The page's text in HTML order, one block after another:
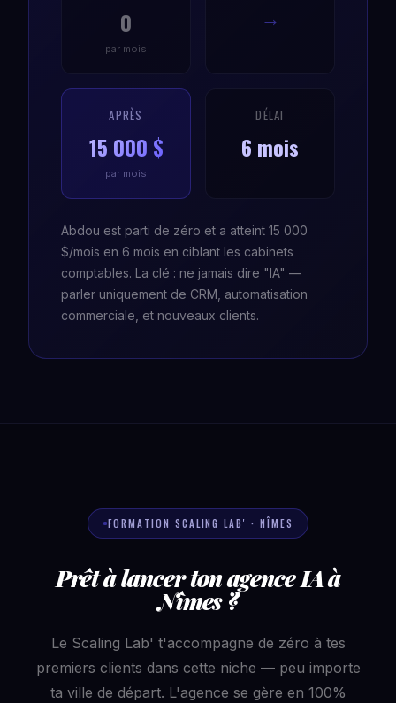
0
par mois
→
APRÈS
15 000 $
par mois
DÉLAI
6 mois
Abdou est parti de zéro et a atteint 15 000
$/mois en 6 mois en ciblant les cabinets
comptables. La clé : ne jamais dire "IA" —
parler uniquement de CRM, automatisation
commerciale, et nouveaux clients.
FORMATION SCALING LAB' · NÎMES
Prêt à lancer ton agence IA à
Nîmes ?
Le Scaling Lab' t'accompagne de zéro à tes
premiers clients dans cette niche — peu importe
ta ville de départ. L'agence se gère en 100%